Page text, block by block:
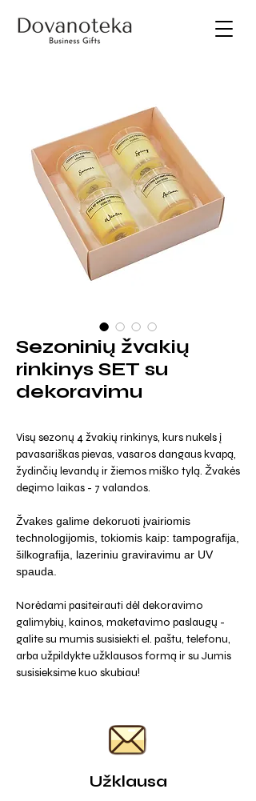
Sezoninių žvakių
rinkinys SET su
dekoravimu
Visų sezonų 4 žvakių rinkinys, kurs nukels į
pavasariškas pievas, vasaros dangaus kvapą,
žydinčių levandų ir žiemos miško tylą. Žvakės
degimo laikas - 7 valandos.
Žvakes galime dekoruoti įvairiomis
technologijomis, tokiomis kaip: tampografija,
šilkografija, lazeriniu graviravimu ar UV
spauda.
Norėdami pasiteirauti dėl dekoravimo
galimybių, kainos, maketavimo paslaugų -
galite su mumis susisiekti el. paštu, telefonu,
arba užpildykte užklausos formą ir su Jumis
susisieksime kuo skubiau!
Užklausa